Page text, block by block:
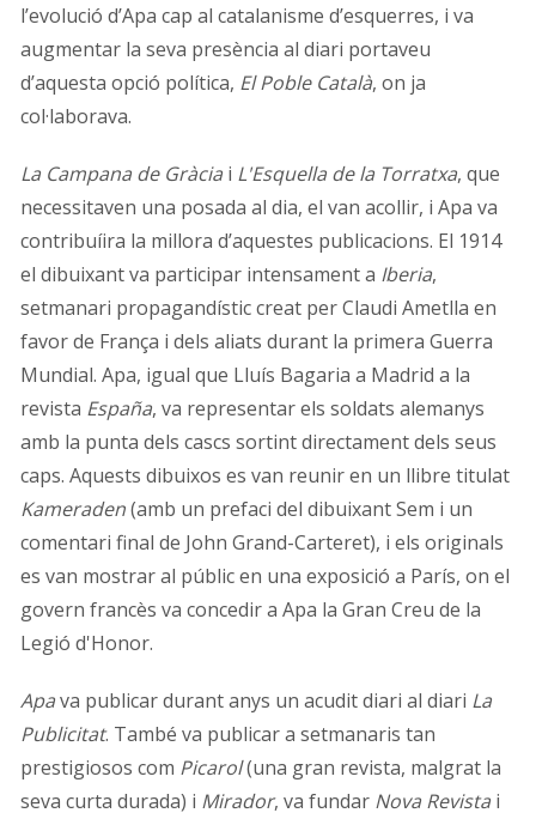
l’evolució d’Apa cap al catalanisme d’esquerres, i va
augmentar la seva presència al diari portaveu
d’aquesta opció política, El Poble Català, on ja
col·laborava.
La Campana de Gràciai L'Esquella de la Torratxa, que
necessitaven una posada al dia, el van acollir, i Apa va
contribuíira la millora d’aquestes publicacions. El 1914
el dibuixant va participar intensament a Iberia,
setmanari propagandístic creat per Claudi Ametlla en
favor de França i dels aliats durant la primera Guerra
Mundial. Apa, igual que Lluís Bagaria a Madrid a la
revista España, va representar els soldats alemanys
amb la punta dels cascs sortint directament dels seus
caps. Aquests dibuixos es van reunir en un llibre titulat
Kameraden(amb un prefaci del dibuixant Sem i un
comentari final de John Grand-Carteret), i els originals
es van mostrar al públic en una exposició a París, on el
govern francès va concedir a Apa la Gran Creu de la
Legió d'Honor.
Apava publicar durant anys un acudit diari al diari La
Publicitat. També va publicar a setmanaris tan
prestigiosos com Picarol(una gran revista, malgrat la
seva curta durada)­ i Mirador, va fundar Nova Revistai